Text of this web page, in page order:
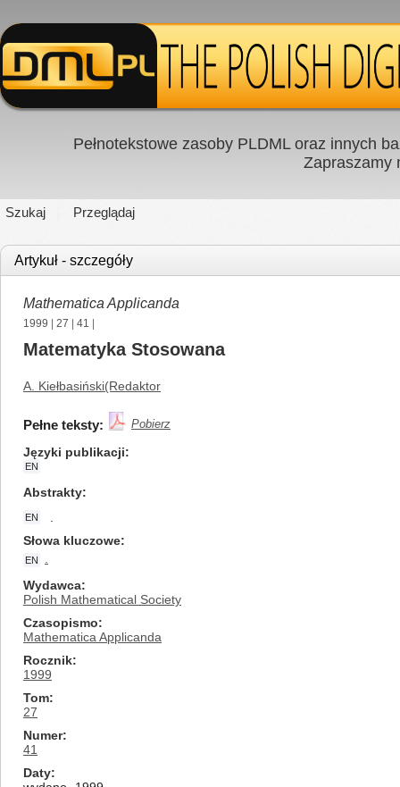
Pełnotekstowe zasoby PLDML oraz innych
Zapraszamy
Szukaj Przeglądaj
Artykuł - szczegóły
Mathematica Applicanda
1999 27 41
Matematyka Stosowana
A. Kiełbasiński(Redaktor
Pełne teksty: Pobierz
Języki publikacji
EN
Abstrakty
EN
Słowa kluczowe
EN
Wydawca
Polish Mathematical Society
Czasopismo
Mathematica Applicanda
Rocznik
1999
Tom
27
Numer
41
Daty